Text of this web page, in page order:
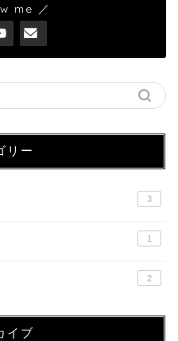
me ／
リー
3
1
2
イブ